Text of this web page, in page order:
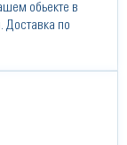
обьекте в
Доставка по